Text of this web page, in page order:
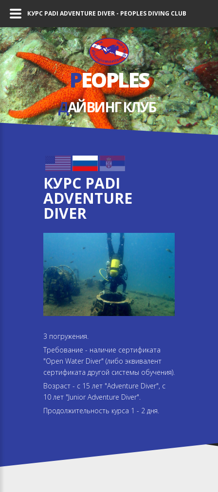
PEOPLES
ДАЙВИНГ КЛУБ
КУРС PADI
ADVENTURE
DIVER
3 погружения.
Требование - наличие сертификата
"Open Water Diver" (либо эквивалент
сертификата другой системы обучения).
Возраст - с 15 лет "Adventure Diver", с
10 лет "Junior Adventure Diver".
Продолжительность курса 1 - 2 дня.
КУРС PADI ADVENTURE DIVER - PEOPLES DIVING CLUB